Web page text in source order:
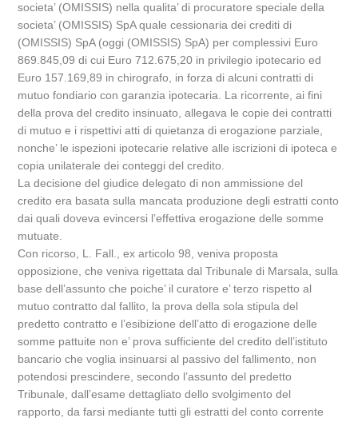
societa’ (OMISSIS) nella qualita’ di procuratore speciale della
societa’ (OMISSIS) SpA quale cessionaria dei crediti di
(OMISSIS) SpA (oggi (OMISSIS) SpA) per complessivi Euro
869.845,09 di cui Euro 712.675,20 in privilegio ipotecario ed
Euro 157.169,89 in chirografo, in forza di alcuni contratti di
mutuo fondiario con garanzia ipotecaria. La ricorrente, ai fini
della prova del credito insinuato, allegava le copie dei contratti
di mutuo e i rispettivi atti di quietanza di erogazione parziale,
nonche’ le ispezioni ipotecarie relative alle iscrizioni di ipoteca e
copia unilaterale dei conteggi del credito.
La decisione del giudice delegato di non ammissione del
credito era basata sulla mancata produzione degli estratti conto
dai quali doveva evincersi l’effettiva erogazione delle somme
mutuate.
Con ricorso, L. Fall., ex articolo 98, veniva proposta
opposizione, che veniva rigettata dal Tribunale di Marsala, sulla
base dell’assunto che poiche’ il curatore e’ terzo rispetto al
mutuo contratto dal fallito, la prova della sola stipula del
predetto contratto e l’esibizione dell’atto di erogazione delle
somme pattuite non e’ prova sufficiente del credito dell’istituto
bancario che voglia insinuarsi al passivo del fallimento, non
potendosi prescindere, secondo l’assunto del predetto
Tribunale, dall’esame dettagliato dello svolgimento del
rapporto, da farsi mediante tutti gli estratti del conto corrente